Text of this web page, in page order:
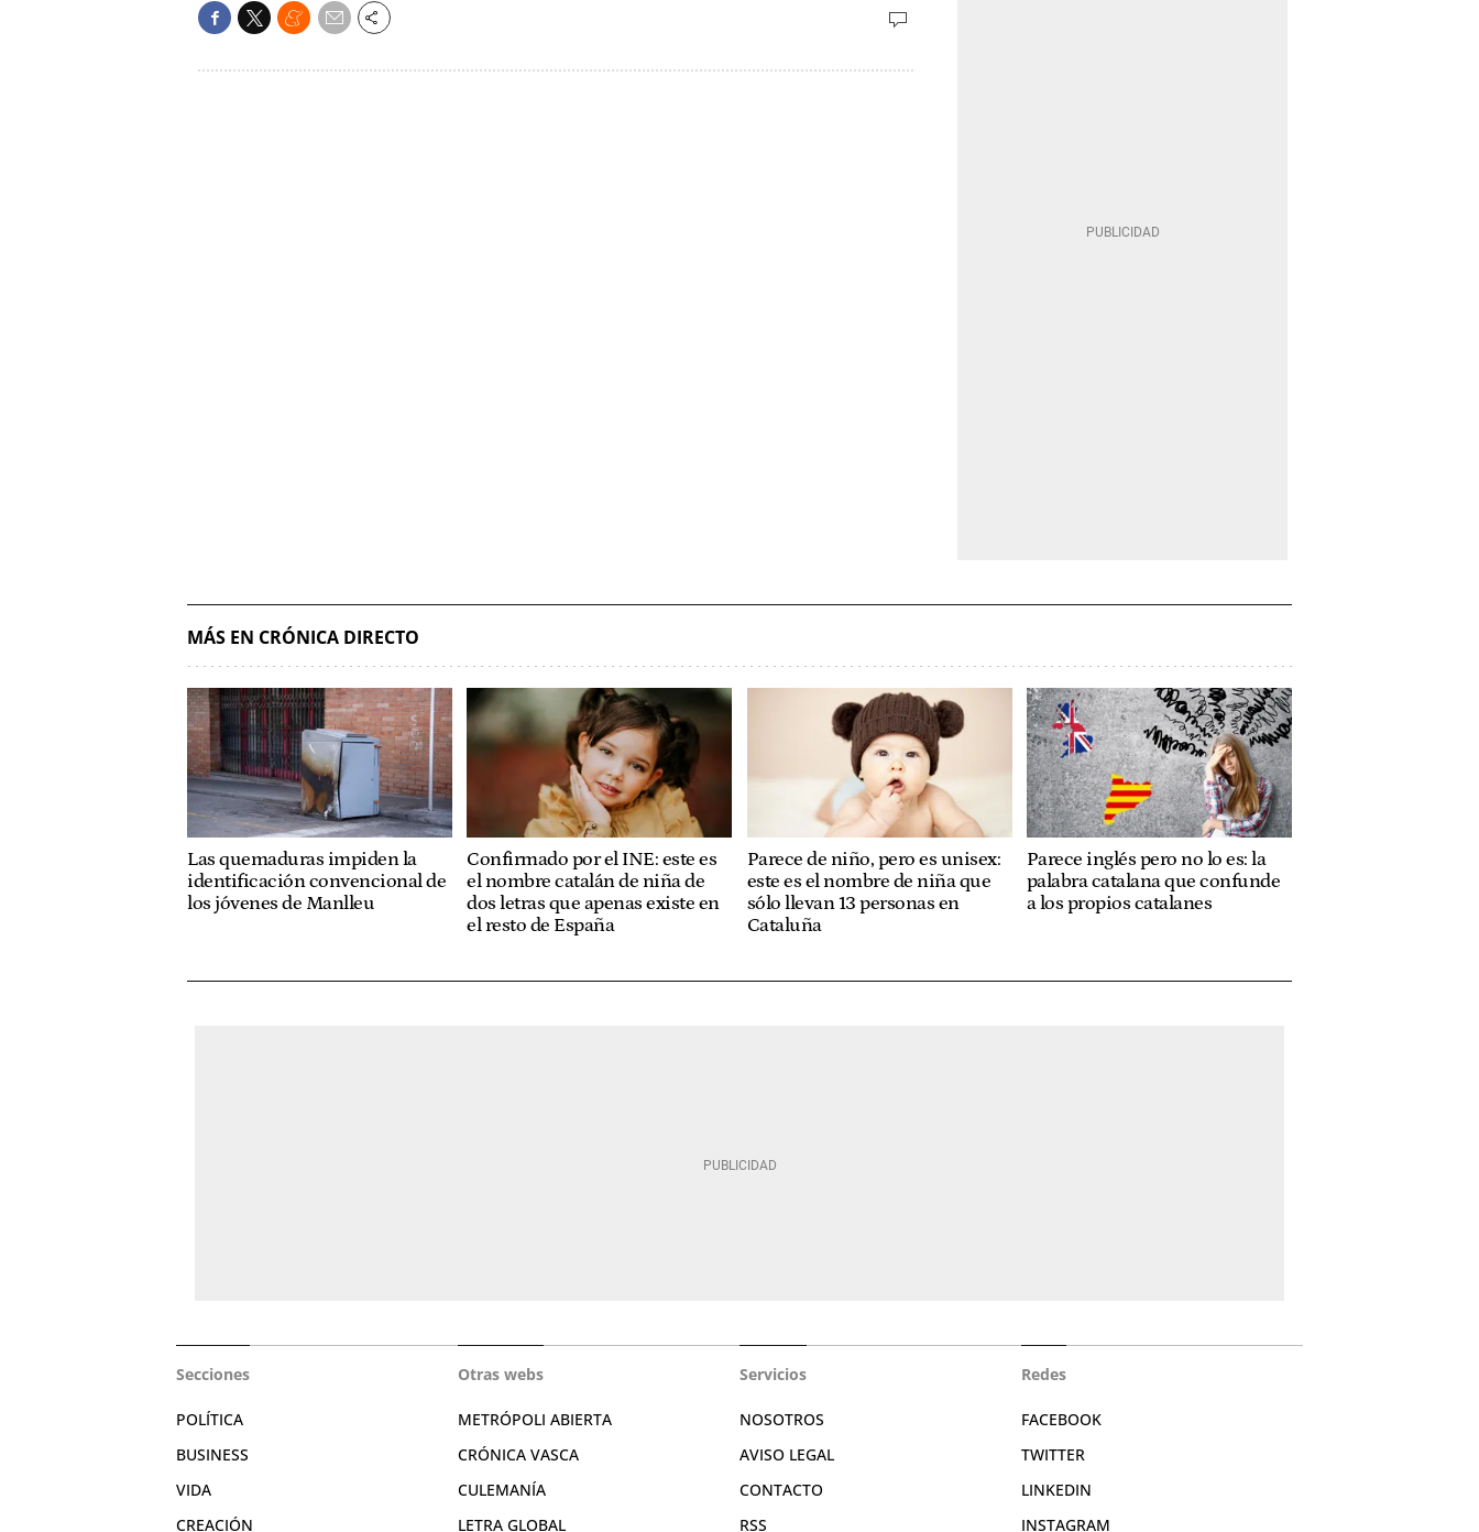
MÁS EN CRÓNICA DIRECTO
Las quemaduras impiden la
identificación convencional de
los jóvenes de Manlleu
Confirmado por el INE: este es
el nombre catalán de niña de
dos letras que apenas existe en
el resto de España
Parece de niño, pero es unisex:
este es el nombre de niña que
sólo llevan 13 personas en
Cataluña
Parece inglés pero no lo es: la
palabra catalana que confunde
a los propios catalanes
Secciones
POLÍTICA
BUSINESS
VIDA
CREACIÓN
Otras webs
METRÓPOLI ABIERTA
CRÓNICA VASCA
CULEMANÍA
LETRA GLOBAL
Servicios
NOSOTROS
AVISO LEGAL
CONTACTO
RSS
Redes
FACEBOOK
TWITTER
LINKEDIN
INSTAGRAM